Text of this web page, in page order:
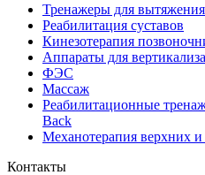
Тренажеры для
Реабилитация суставов
Кинезотерапия
Аппараты для
ФЭС
Массаж
Реабилитационные
Back
Механотерапия верхних
Контакты